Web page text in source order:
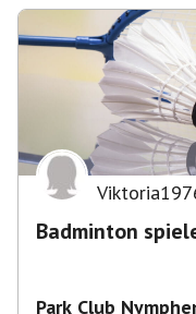
Badminton
Park Club